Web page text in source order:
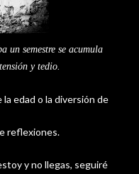
un semestre se acumula
y tedio.
edad o la diversión de
reflexiones.
y no llegas, seguiré